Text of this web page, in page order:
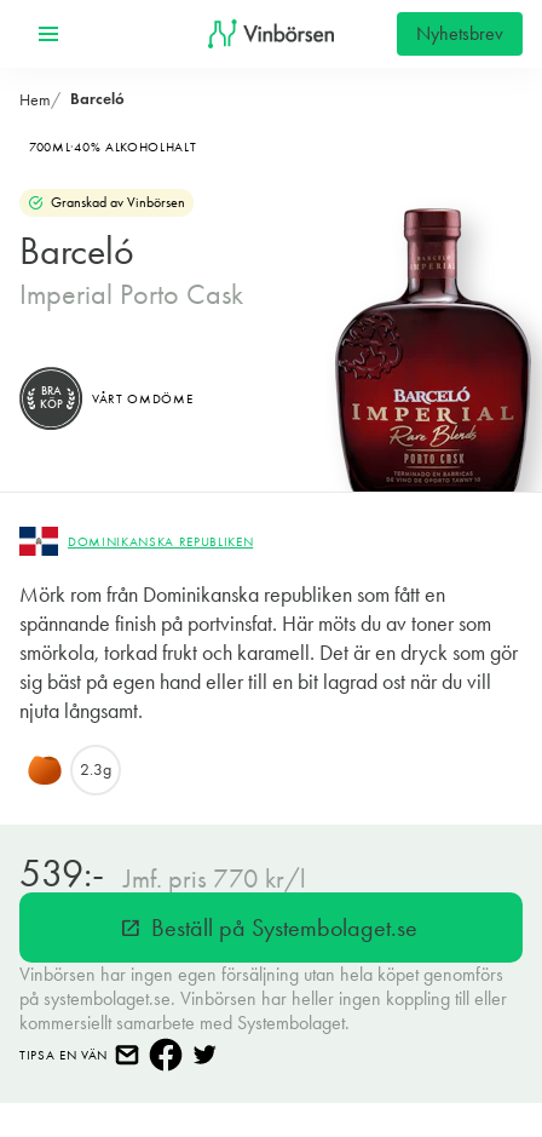
Nyhetsbrev
Hem Barceló
700ML 40% ALKOHOLHALT
Granskad av Vinbörsen
Barceló
Imperial Porto Cask
DOMINIKANSKA REPUBLIKEN
Mörk rom från Dominikanska republiken som fått en
spännande finish på portvinsfat. Här möts du av toner som
smörkola, torkad frukt och karamell. Det är en dryck som gör
sig bäst på egen hand eller till en bit lagrad ost när du vill
njuta långsamt.
BRA
KÖP
VÅRT OMDÖME
2.3g
539:- Jmf. pris 770 kr/l
open_in_new Beställ på Systembolaget.se
Vinbörsen har ingen egen försäljning utan hela köpet genomförs
på systembolaget.se. Vinbörsen har heller ingen koppling till eller
kommersiellt samarbete med Systembolaget.
TIPSA EN VÄN